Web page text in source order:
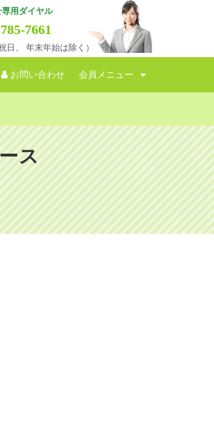
用ダイヤル
7661
日、 年末年始は除く）
お問い合わせ 会員メニュー
ス